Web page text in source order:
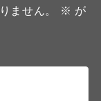
ません。 ※ が